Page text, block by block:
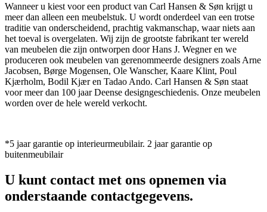
Wanneer u kiest voor een product van Carl Hansen & Søn krijgt u
meer dan alleen een meubelstuk. U wordt onderdeel van een trotse
traditie van onderscheidend, prachtig vakmanschap, waar niets aan
het toeval is overgelaten. Wij zijn de grootste fabrikant ter wereld
van meubelen die zijn ontworpen door Hans J. Wegner en we
produceren ook meubelen van gerenommeerde designers zoals Arne
Jacobsen, Børge Mogensen, Ole Wanscher, Kaare Klint, Poul
Kjærholm, Bodil Kjær en Tadao Ando. Carl Hansen & Søn staat
voor meer dan 100 jaar Deense designgeschiedenis. Onze meubelen
worden over de hele wereld verkocht.
*5 jaar garantie op interieurmeubilair. 2 jaar garantie op
buitenmeubilair
U kunt contact met ons opnemen via
onderstaande contactgegevens.